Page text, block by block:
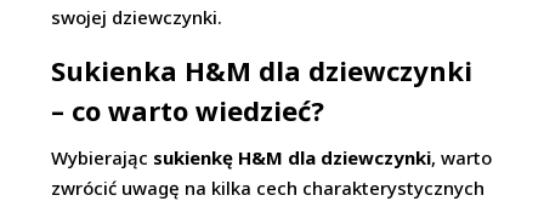
swojej dziewczynki.
Sukienka H&M dla dziewczynki
– co warto wiedzieć?
Wybierając sukienkę H&M dla dziewczynki, warto
zwrócić uwagę na kilka cech charakterystycznych